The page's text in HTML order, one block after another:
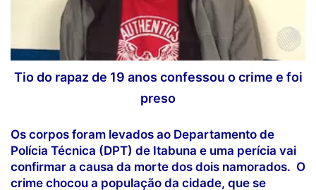
Tio do rapaz de 19 anos confessou o crime e foi
preso
Os corpos foram levados ao Departamento de
Polícia Técnica (DPT) de Itabuna e uma perícia vai
confirmar a causa da morte dos dois namorados. O
crime chocou a população da cidade, que se